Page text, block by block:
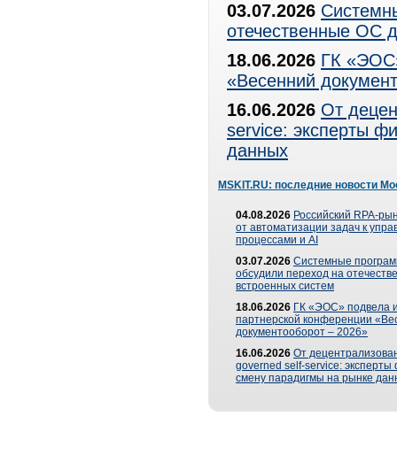
03.07.2026
отечественные ОС
18.06.2026 ГК
«Весенний
16.06.2026 От
service: эксперты
данных
MSKIT.RU: последние новости
04.08.2026 Российский RPA-
от автоматизации задач к
процессами и AI
03.07.2026 Системные
обсудили переход на
встроенных систем
18.06.2026 ГК «ЭОС» подвела
партнерской конференции
документооборот – 2026»
16.06.2026 От
governed self-service: эксперты
смену парадигмы на рынке